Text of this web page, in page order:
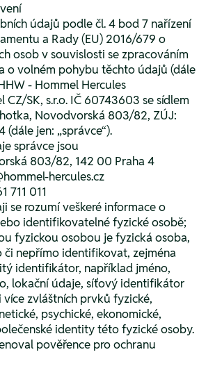
údajů podle čl. 4 bod 7 nařízení
a Rady (EU) 2016/679 o
osob v souvislosti se zpracováním
o volném pohybu těchto údajů (dále
- Hommel Hercules
CZ/SK, s.r.o. IČ 60743603 se sídlem
Novodvorská 803/82, ZÚJ:
(dále jen: „správce“).
správce jsou
803/82, 142 00 Praha 4
hercules.cz
711 011
se rozumí veškeré informace o
identifikovatelné fyzické osobě;
fyzickou osobou je fyzická osoba,
či nepřímo identifikovat, zejména
identifikátor, například jméno,
lokační údaje, síťový identifikátor
více zvláštních prvků fyzické,
psychické, ekonomické,
identity této fyzické osoby.
pověřence pro ochranu